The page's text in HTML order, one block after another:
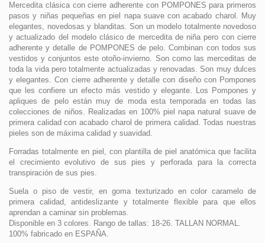
Mercedita clásica con cierre adherente con POMPONES para primeros
pasos y niñas pequeñas en piel napa suave con acabado charol. Muy
elegantes, novedosas y blanditas. Son un modelo totalmente novedoso
y actualizado del modelo clásico de mercedita de niña pero con cierre
adherente y detalle de POMPONES de pelo. Combinan con todos sus
vestidos y conjuntos este otoño-invierno. Son como las merceditas de
toda la vida pero totalmente actualizadas y renovadas. Son muy dulces
y elegantes. Con cierre adherente y detalle con diseño con Pompones
que les confiere un efecto más vestido y elegante. Los Pompones y
apliques de pelo están muy de moda esta temporada en todas las
colecciones de niños. Realizadas en 100% piel napa natural suave de
primera calidad con acabado charol de primera calidad. Todas nuestras
pieles son de máxima calidad y suavidad.
Forradas totalmente en piel, con plantilla de piel anatómica que facilita
el crecimiento evolutivo de sus pies y perforada para la correcta
transpiración de sus pies.
Suela o piso de vestir, en goma texturizado en color caramelo de
primera calidad, antideslizante y totalmente flexible para que ellos
aprendan a caminar sin problemas.
Disponible en 3 colores. Rango de tallas: 18-26. TALLAN NORMAL.
100% fabricado en ESPAÑA.